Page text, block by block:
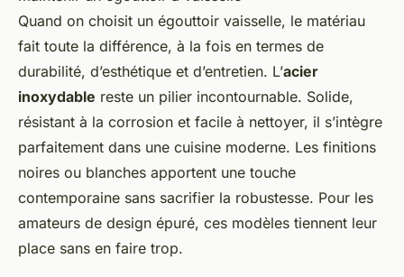
Quand on choisit un égouttoir vaisselle, le matériau
fait toute la différence, à la fois en termes de
durabilité, d’esthétique et d’entretien. L’acier
inoxydable reste un pilier incontournable. Solide,
résistant à la corrosion et facile à nettoyer, il s’intègre
parfaitement dans une cuisine moderne. Les finitions
noires ou blanches apportent une touche
contemporaine sans sacrifier la robustesse. Pour les
amateurs de design épuré, ces modèles tiennent leur
place sans en faire trop.